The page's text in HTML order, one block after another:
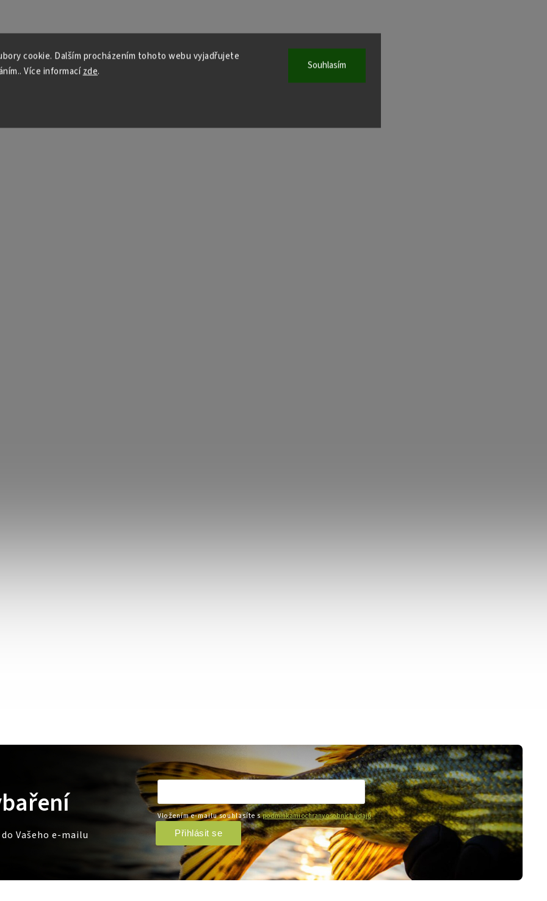
cookie. Dalším procházením tohoto webu vyjadřujete
Více informacízde. Souhlasím
Vašeho e-mailu
Vložením e-mailu souhlasíte spodmínkami ochrany osobních údajů
Přihlásit se